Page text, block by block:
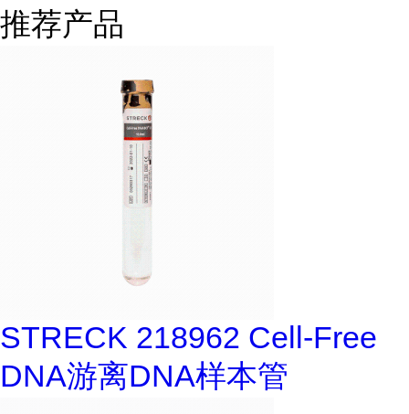
推荐产品
STRECK 218962 Cell-Free
DNA游离DNA样本管